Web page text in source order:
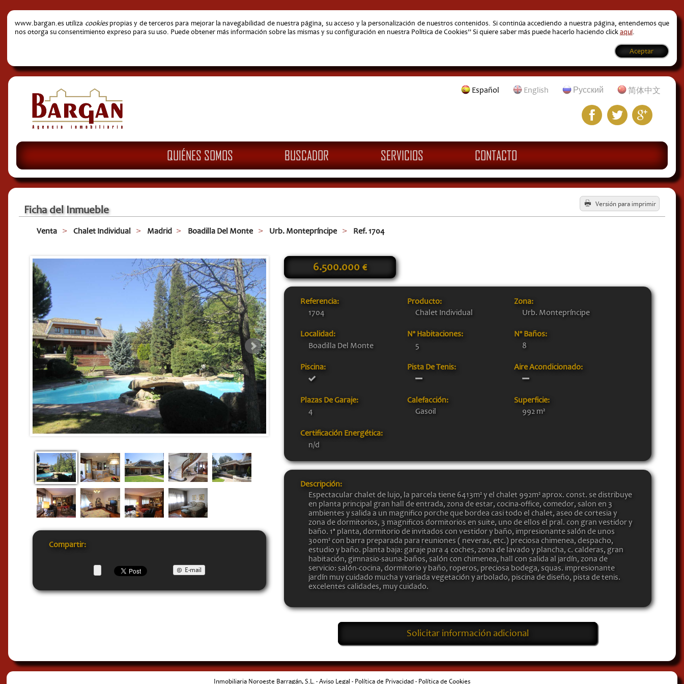
www.bargan.es utiliza cookiespropias y de terceros para mejorar la navegabilidad de nuestra página, su acceso y la personalización de nuestros contenidos. Si continúa accediendo a nuestra página, entendemos que
nos otorga su consentimiento expreso para su uso. Puede obtener más información sobre las mismas y su configuración en nuestra Política de Cookies” Si quiere saber más puede hacerlo haciendo clickaquí.
Aceptar
QUIÉNES SOMOS BUSCADOR SERVICIOS CONTACTO
Español English Русский 简体中文
Ficha del Inmueble
Venta Chalet Individual Madrid Boadilla Del Monte Urb. Montepríncipe Ref. 1704
Versión para imprimir
Compartir:
E-mail
6.500.000 €
Referencia:
1704
Producto:
Chalet Individual
Zona:
Urb. Montepríncipe
Localidad:
Boadilla Del Monte
Nº Habitaciones:
5
Nº Baños:
8
Piscina: Pista De Tenis: Aire Acondicionado:
Plazas De Garaje:
4
Calefacción:
Gasoil
Superficie:
992 m²
Certificación Energética:
n/d
Descripción:
Espectacular chalet de lujo, la parcela tiene 6413m² y el chalet 992m² aprox. const. se distribuye
en planta principal gran hall de entrada, zona de estar, cocina-office, comedor, salon en 3
ambientes y salida a un magnifico porche que bordea casi todo el chalet, aseo de cortesia y
zona de dormitorios, 3 magnificos dormitorios en suite, uno de ellos el pral. con gran vestidor y
baño. 1ª planta, dormitorio de invitados con vestidor y baño, impresionante salón de unos
300m² con barra preparada para reuniones ( neveras, etc.) preciosa chimenea, despacho,
estudio y baño. planta baja: garaje para 4 coches, zona de lavado y plancha, c. calderas, gran
habitación, gimnasio-sauna-baños, salón con chimenea, hall con salida al jardín, zona de
servicio: salón-cocina, dormitorio y baño, roperos, preciosa bodega, squas. impresionante
jardín muy cuidado mucha y variada vegetación y arbolado, piscina de diseño, pista de tenis.
excelentes calidades, muy cuidado.
Solicitar información adicional
Inmobiliaria Noroeste Barragán, S.L. - Aviso Legal - Política de Privacidad - Política de Cookies